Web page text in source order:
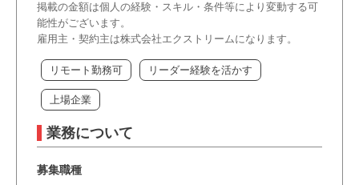
掲載の金額は個人の経験・スキル・条件等により変動する可
能性がございます。
雇用主・契約主は株式会社エクストリームになります。
リモート勤務可 リーダー経験を活かす
上場企業
業務について
募集職種